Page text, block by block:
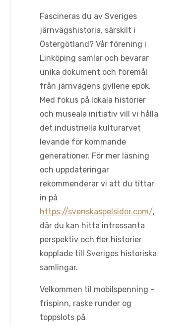
Fascineras du av Sveriges
järnvägshistoria, särskilt i
Östergötland? Vår förening i
Linköping samlar och bevarar
unika dokument och föremål
från järnvägens gyllene epok.
Med fokus på lokala historier
och museala initiativ vill vi hålla
det industriella kulturarvet
levande för kommande
generationer. För mer läsning
och uppdateringar
rekommenderar vi att du tittar
in på
https://svenskaspelsidor.com/,
där du kan hitta intressanta
perspektiv och fler historier
kopplade till Sveriges historiska
samlingar.
Velkommen til mobilspenning –
frispinn, raske runder og
toppslots på